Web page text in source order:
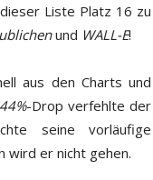
Liste Platz 16 zu
und WALL-E!
aus den Charts und
44%-Drop verfehlte der
seine vorläufige
wird er nicht gehen.